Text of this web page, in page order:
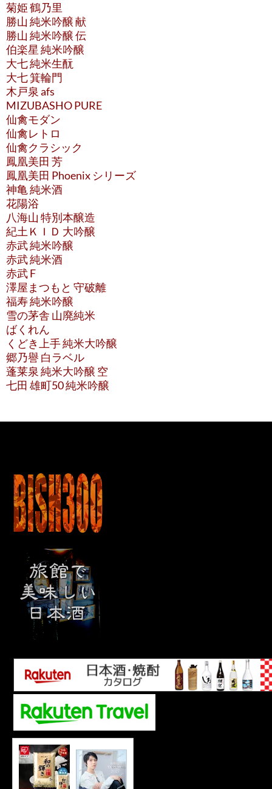
菊姫 鶴乃里
勝山 純米吟醸 献
勝山 純米吟醸 伝
伯楽星 純米吟醸
大七 純米生酛
大七 箕輪門
木戸泉 afs
MIZUBASHO PURE
仙禽モダン
仙禽レトロ
仙禽クラシック
鳳凰美田 芳
鳳凰美田 Phoenix シリーズ
神亀 純米酒
花陽浴
八海山 特別本醸造
紀土ＫＩＤ 大吟醸
赤武 純米吟醸
赤武 純米酒
赤武 F
澤屋まつもと 守破離
福寿 純米吟醸
雪の茅舎 山廃純米
ばくれん
くどき上手 純米大吟醸
郷乃譽 白ラベル
蓬莱泉 純米大吟醸 空
七田 雄町50 純米吟醸